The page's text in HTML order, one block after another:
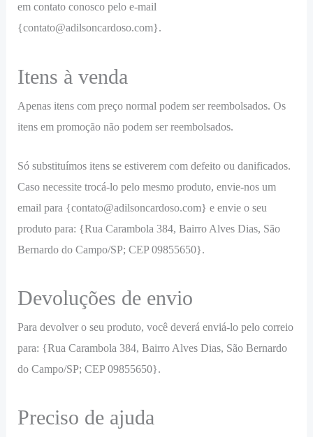
em contato conosco pelo e-mail
{contato@adilsoncardoso.com}.
Itens à venda
Apenas itens com preço normal podem ser reembolsados. Os
itens em promoção não podem ser reembolsados.
Só substituímos itens se estiverem com defeito ou danificados.
Caso necessite trocá-lo pelo mesmo produto, envie-nos um
email para {contato@adilsoncardoso.com} e envie o seu
produto para: {Rua Carambola 384, Bairro Alves Dias, São
Bernardo do Campo/SP; CEP 09855650}.
Devoluções de envio
Para devolver o seu produto, você deverá enviá-lo pelo correio
para: {Rua Carambola 384, Bairro Alves Dias, São Bernardo
do Campo/SP; CEP 09855650}.
Preciso de ajuda